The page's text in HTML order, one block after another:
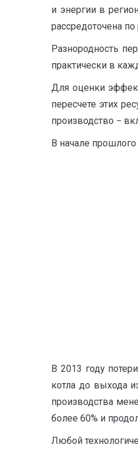
и энергии в
рассредоточена
Разнородность
практически в
Для оценки
пересчете этих
производство −
В начале прошлого
В 2013 году
котла до выхода
производства
более 60% и
Любой